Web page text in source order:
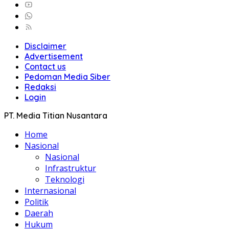
Disclaimer
Advertisement
Contact us
Pedoman Media Siber
Redaksi
Login
PT. Media Titian Nusantara
Home
Nasional
Nasional
Infrastruktur
Teknologi
Internasional
Politik
Daerah
Hukum